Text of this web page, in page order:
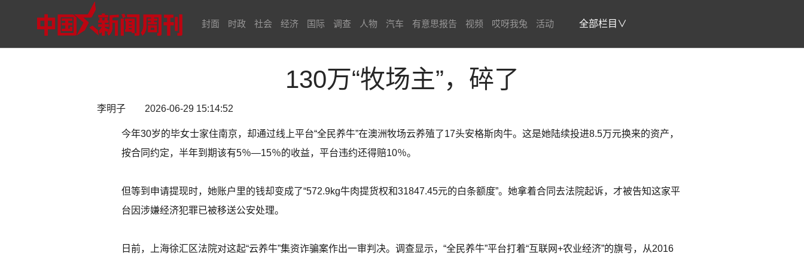
封面 时政 社会 经济 国际 调查 人物 汽车 有意思报告 视频 哎呀我兔 活动 全部栏目∨
130万“牧场主”，碎了
李明子 2026-06-29 15:14:52
今年30岁的毕女士家住南京，却通过线上平台“全民养牛”在澳洲牧场云养殖了17头安格斯肉牛。这是她陆续投进8.5万元换来的资产，
按合同约定，半年到期该有5％—15％的收益，平台违约还得赔10％。
但等到申请提现时，她账户里的钱却变成了“572.9kg牛肉提货权和31847.45元的白条额度”。她拿着合同去法院起诉，才被告知这家平
台因涉嫌经济犯罪已被移送公安处理。
日前，上海徐汇区法院对这起“云养牛”集资诈骗案作出一审判决。调查显示，“全民养牛”平台打着“互联网+农业经济”的旗号，从2016